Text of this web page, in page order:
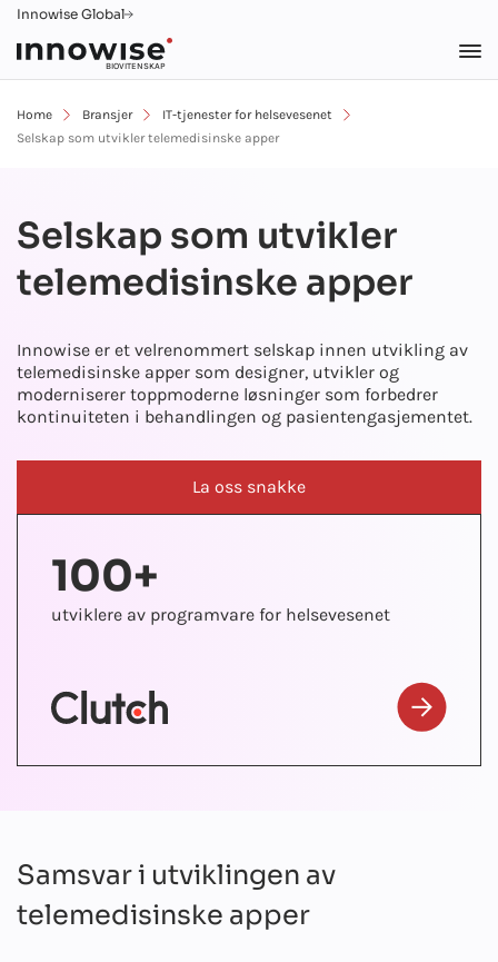
Innowise Global
BIOVITENSKAP
Home Bransjer
IT-tjenester for helsevesenet
Selskap som utvikler telemedisinske apper
Selskap som utvikler
telemedisinske apper
Innowise er et velrenommert selskap innen utvikling av
telemedisinske apper som designer, utvikler og
moderniserer toppmoderne løsninger som forbedrer
kontinuiteten i behandlingen og pasientengasjementet.
La oss snakke
100+
utviklere av programvare for helsevesenet
Samsvar i utviklingen av
telemedisinske apper